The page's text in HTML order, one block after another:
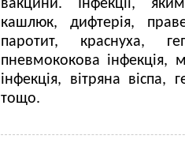
вакцини. Інфекції,
кашлюк, дифтерія,
паротит, краснуха,
пневмококова інфекція,
інфекція, вітряна віспа,
тощо.